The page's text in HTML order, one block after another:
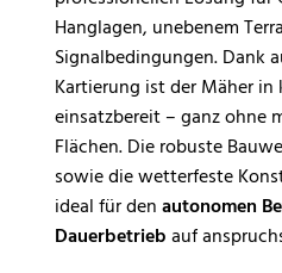
Hanglagen, unebenem
Signalbedingungen. Dank
Kartierung ist der Mäher in
einsatzbereit – ganz ohne
Flächen. Die robuste
sowie die wetterfeste
ideal für denautonomen
Dauerbetriebauf